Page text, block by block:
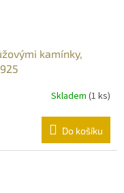
kamínky,
Skladem (1 ks)
Do košíku